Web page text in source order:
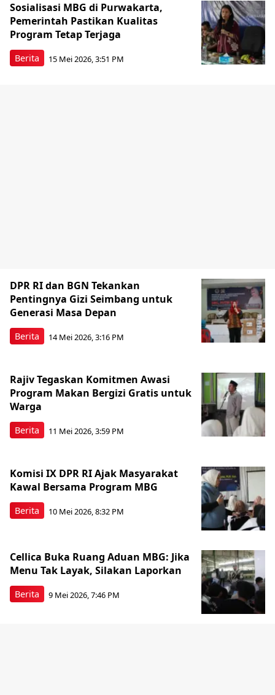
Berita
Sosialisasi MBG di Purwakarta,
Pemerintah Pastikan Kualitas
Program Tetap Terjaga
15 Mei 2026, 3:51 PM
Berita
DPR RI dan BGN Tekankan
Pentingnya Gizi Seimbang untuk
Generasi Masa Depan
14 Mei 2026, 3:16 PM
Berita
Rajiv Tegaskan Komitmen Awasi
Program Makan Bergizi Gratis untuk
Warga
11 Mei 2026, 3:59 PM
Berita
Komisi IX DPR RI Ajak Masyarakat
Kawal Bersama Program MBG
10 Mei 2026, 8:32 PM
Berita
Cellica Buka Ruang Aduan MBG: Jika
Menu Tak Layak, Silakan Laporkan
9 Mei 2026, 7:46 PM